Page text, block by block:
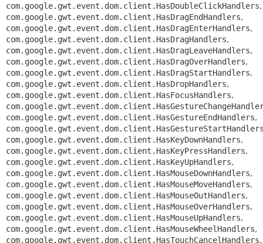
com.google.gwt.event.dom.client.HasDoubleClickHandlers,
com.google.gwt.event.dom.client.HasDragEndHandlers,
com.google.gwt.event.dom.client.HasDragEnterHandlers,
com.google.gwt.event.dom.client.HasDragHandlers,
com.google.gwt.event.dom.client.HasDragLeaveHandlers,
com.google.gwt.event.dom.client.HasDragOverHandlers,
com.google.gwt.event.dom.client.HasDragStartHandlers,
com.google.gwt.event.dom.client.HasDropHandlers,
com.google.gwt.event.dom.client.HasFocusHandlers,
com.google.gwt.event.dom.client.HasGestureEndHandlers,
com.google.gwt.event.dom.client.HasKeyDownHandlers,
com.google.gwt.event.dom.client.HasKeyPressHandlers,
com.google.gwt.event.dom.client.HasKeyUpHandlers,
com.google.gwt.event.dom.client.HasMouseDownHandlers,
com.google.gwt.event.dom.client.HasMouseMoveHandlers,
com.google.gwt.event.dom.client.HasMouseOutHandlers,
com.google.gwt.event.dom.client.HasMouseOverHandlers,
com.google.gwt.event.dom.client.HasMouseUpHandlers,
com.google.gwt.event.dom.client.HasMouseWheelHandlers,
com.google.gwt.event.dom.client.HasTouchCancelHandlers,